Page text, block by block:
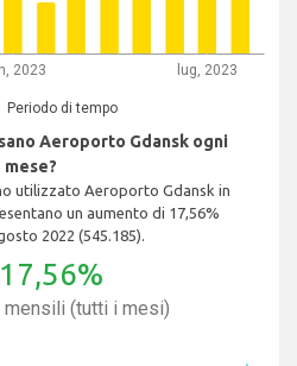
2023 lug, 2023
Periodo di tempo
Aeroporto Gdansk ogni
mese?
utilizzato Aeroporto Gdansk in
un aumento di 17,56%
2022 (545.185).
17,56%
(tutti i mesi)